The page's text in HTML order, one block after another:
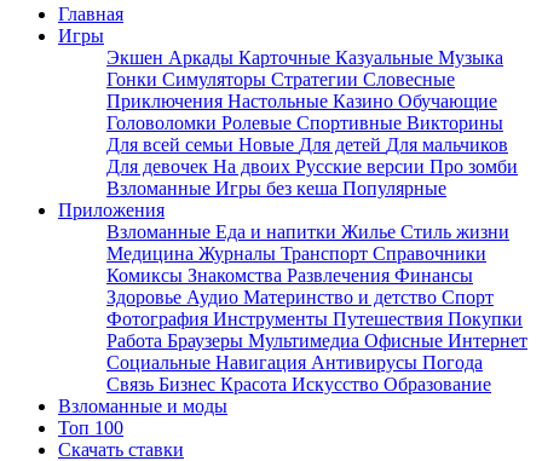
Главная
Игры
Экшен Аркады Карточные Казуальные Музыка
Гонки Симуляторы Стратегии Словесные
Приключения Настольные Казино Обучающие
Головоломки Ролевые Спортивные Викторины
Для всей семьи Новые Для детей Для мальчиков
Для девочек На двоих Русские версии Про зомби
Взломанные Игры без кеша Популярные
Приложения
Взломанные Еда и напитки Жилье Стиль жизни
Медицина Журналы Транспорт Справочники
Комиксы Знакомства Развлечения Финансы
Здоровье Аудио Материнство и детство Спорт
Фотография Инструменты Путешествия Покупки
Работа Браузеры Мультимедиа Офисные Интернет
Социальные Навигация Антивирусы Погода
Связь Бизнес Красота Искусство Образование
Взломанные и моды
Топ 100
Скачать ставки